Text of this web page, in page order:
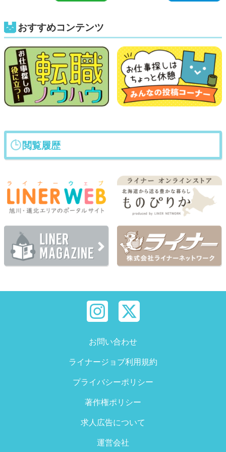
おすすめコンテンツ
閲覧履歴
お問い合わせ
ライナージョブ利用規約
プライバシーポリシー
著作権ポリシー
求人広告について
運営会社